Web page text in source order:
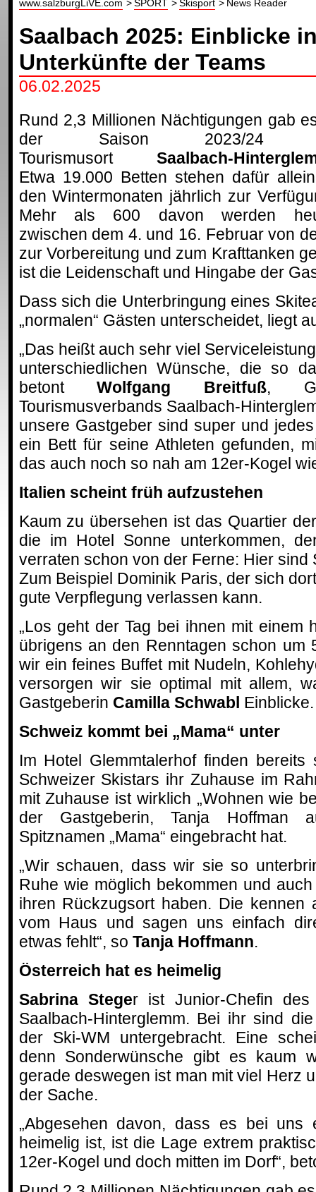
www.salzburgLiVE.com SPORT Skisport News Reader
Saalbach 2025: Einblicke
Unterkünfte der Teams
06.02.2025
Rund 2,3 Millionen Nächtigungen gab
der Saison 2023/24
Tourismusort Saalbach-
Etwa 19.000 Betten stehen dafür
den Wintermonaten jährlich zur
Mehr als 600 davon werden
zwischen dem 4. und 16. Februar von
zur Vorbereitung und zum Krafttanken
ist die Leidenschaft und Hingabe der
Dass sich die Unterbringung eines
„normalen“ Gästen unterscheidet, liegt
„Das heißt auch sehr viel
unterschiedlichen Wünsche, die so
betontWolfgang Breitfuß,
Tourismusverbands Saalbach-
unsere Gastgeber sind super und
ein Bett für seine Athleten gefunden,
das auch noch so nah am 12er-Kogel
Italien scheint früh aufzustehen
Kaum zu übersehen ist das Quartier
die im Hotel Sonne unterkommen,
verraten schon von der Ferne: Hier sind
Zum Beispiel Dominik Paris, der sich
gute Verpflegung verlassen kann.
„Los geht der Tag bei ihnen mit einem
übrigens an den Renntagen schon um
wir ein feines Buffet mit Nudeln,
versorgen wir sie optimal mit allem,
Gastgeberin Camilla Schwabl Einblicke.
Schweiz kommt bei „Mama“ unter
Im Hotel Glemmtalerhof finden
Schweizer Skistars ihr Zuhause im
mit Zuhause ist wirklich „Wohnen wie
der Gastgeberin, Tanja Hoffman
Spitznamen „Mama“ eingebracht hat.
„Wir schauen, dass wir sie so
Ruhe wie möglich bekommen und
ihren Rückzugsort haben. Die kennen
vom Haus und sagen uns einfach
etwas fehlt“, so Tanja Hoffmann.
Österreich hat es heimelig
Sabrina Steger ist Junior-Chefin
Saalbach-Hinterglemm. Bei ihr sind
der Ski-WM untergebracht. Eine
denn Sonderwünsche gibt es kaum
gerade deswegen ist man mit viel Herz
der Sache.
„Abgesehen davon, dass es bei uns
heimelig ist, ist die Lage extrem
12er-Kogel und doch mitten im Dorf“,